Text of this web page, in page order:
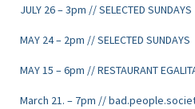
JULY 26 – 3pm // SELECTED SUNDAYS
MAY 24 – 2pm // SELECTED SUNDAYS
MAY 15 – 6pm // RESTAURANT
March 21. – 7pm //